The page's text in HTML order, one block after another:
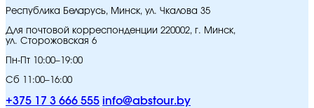
Республика Беларусь, Минск, ул. Чкалова 35
Для почтовой корреспонденции 220002, г. Минск,
ул. Сторожовская 6
Пн-Пт 10:00–19:00
Сб 11:00–16:00
+375 17 3 666 555 info@abstour.by